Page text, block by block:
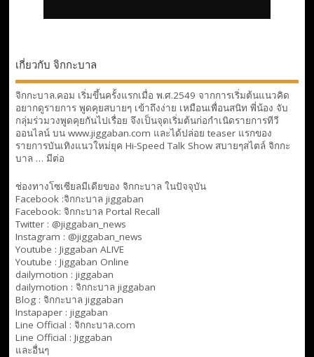
เกี่ยวกับ จิกกะบาล
จิกกะบาล.คอม เริ่มขึ้นครั้งแรกเมื่อ พ.ศ.2549 จากการเริ่มต้นแนวคิด
อยากดูรายการ พูดคุยสบายๆ เข้าถึงง่าย เหมือนเพื่อนสนิท พี่น้อง จับ
กลุ่มร่วมวงพูดคุยกันไปเรื่อย จึงเป็นจุดเริ่มต้นก่อกำเนิดรายการทีวี
ออนไลน์ บน www.jiggaban.com และได้ปล่อย teaser แรกของ
รายการบันเทิงแนวใหม่ยุค Hi-Speed Talk Show สบายๆสไตล์ จิกกะ
บาล … มีต่อ
ช่องทางโซเซียลมีเดียของ จิกกะบาล ในปัจจุบัน
Facebook :จิกกะบาล jiggaban
Facebook: จิกกะบาล Portal Recall
Twitter : @jiggaban_news
Instagram : @jiggaban_news
Youtube : Jiggaban ALIVE
Youtube : Jiggaban Online
dailymotion : jiggaban
dailymotion : จิกกะบาล jiggaban
Blog : จิกกะบาล jiggaban
Instapaper : jiggaban
Line Official : จิกกะบาล.com
Line Official : Jiggaban
และอื่นๆ